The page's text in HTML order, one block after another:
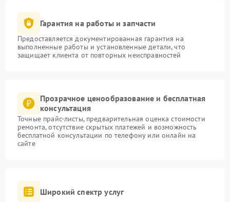
Гарантия на работы и запчасти
Предоставляется документированная гарантия на
выполненные работы и установленные детали, что
защищает клиента от повторных неисправностей
Прозрачное ценообразование и бесплатная
консультация
Точные прайс-листы, предварительная оценка стоимости
ремонта, отсутствие скрытых платежей и возможность
бесплатной консультации по телефону или онлайн на
сайте
Широкий спектр услуг